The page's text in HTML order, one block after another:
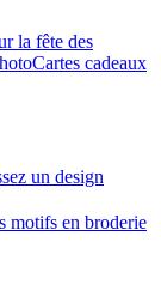
la fête des
Cartes cadeaux
un design
motifs en broderie